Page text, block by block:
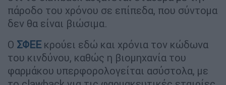
πάροδο του χρόνου σε επίπεδα, που σύντομα
δεν θα είναι βιώσιμα.
Ο ΣΦΕΕ κρούει εδώ και χρόνια τον κώδωνα
του κινδύνου, καθώς η βιομηχανία του
φαρμάκου υπερφορολογείται ασύστολα, με